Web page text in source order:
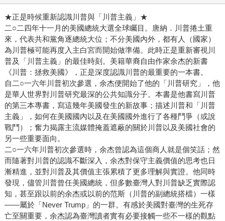
雜的交易中保持主導權。他懂得讓自己與公司在每一場交易
成為品牌的一部分，也懂得利用媒體為自己「說故事」。對
他而言，名聲不是附屬產物，而是交易策略的一環。 川普也
不僅僅是談論金錢與權力，更多是談如何以自己的方式定義
成功。你會看到川普這位「行動主義者」的內在運作模式
——他如何面對壓力、如何翻轉劣勢、如何在最糟的情況中
尋找更多的選項。 《川普：交易的藝術》與傳統商業書不
同，書中完全沒有商業理論與、沒有成功公式、沒有說教，
而是充斥著生活中真實川普的樣貌。他不討好讀者，直接展
示自己如何思考與行動，但也因此顯得現實而具衝擊力。 這
本書既是川普成功學的原點，也是全球地緣政治下的一堂現
實哲學課。無論你是企業家、追求成功者，還是對政治運作
與領導風格感興趣的人，《川普：交易的藝術》都將讓你重
新審視「交易」這一門藝術課。
★正是時候重新認識川普與「川普主義」★
二○二四年十一月的美國總統大選全球矚目。唐納．川普捲土重
來，代表共和黨角逐總統大位；不分美國內外，都有人（國家）
為川普極可能再度入主白宮而開始做準備。此時正是重新審視川
普及「川普主義」的最佳時刻。美籍華裔自由作家余杰的新書
《川普：拯救美國》，正是深度認識川普的最重要的一本書。
自二○一六年川普初次參選，余杰便開始了他的「川普研究」，他
是華人世界對川普研究最深的公共知識分子。本書是他書寫川普
的第三本專書，寫這幾年美國發生的新故事；描述川普和「川普
主義」，如何在美國國內以及在美國國外進行了各種鬥爭（或說
戰鬥）；奮力揭露主流媒體掩蓋遮蔽的關於川普以及美國社會的
另一些重要面向。
二○一六年川普初次參選時，余杰曾認為這個商人就是個笑話；然
而隨著對川普的認識不斷深入，余杰對保守主義價值的思考也日
漸精進，並對川普及其價值主張累積了更多理解與實證。他同時
發現，儘管川普曾任美國總統，但多數臺灣人對川普缺乏實際認
知，甚至跟以前的余杰或以前的范斯（川普的副總統搭檔）一樣
——屬於「Never Trump」的一群。有感於美國對臺灣的生死存
亡至關重要，余杰認為臺灣讀者實有必要接觸一些不一樣的觀點